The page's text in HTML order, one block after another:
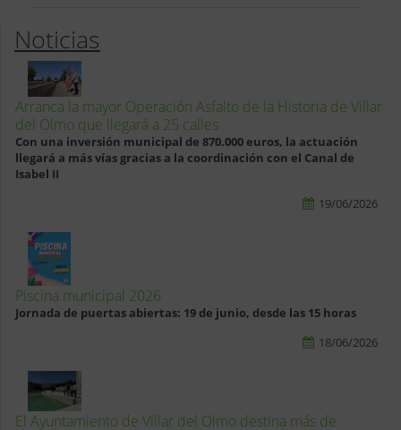
Noticias
Arranca la mayor Operación Asfalto de la Historia de Villar
del Olmo que llegará a 25 calles
Con una inversión municipal de 870.000 euros, la actuación
llegará a más vías gracias a la coordinación con el Canal de
Isabel II
19/06/2026
Piscina municipal 2026
Jornada de puertas abiertas: 19 de junio, desde las 15 horas
18/06/2026
El Ayuntamiento de Villar del Olmo destina más de